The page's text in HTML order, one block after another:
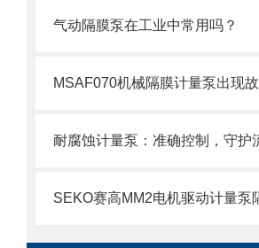
气动隔膜泵在工业中常用吗？